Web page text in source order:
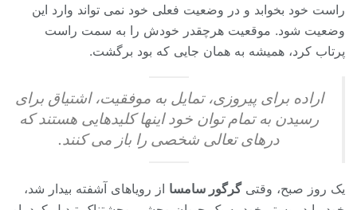
راست خود بخوابد و در وضعیت فعلی خود نمی تواند وارد این
وضعیت شود. موقعیت هرچقدر خودش را به سمت راست
پرتاب کرد، همیشه به همان جایی که بود برگشت.
اراده برای پیروزی، تمایل به موفقیت، اشتیاق برای
رسیدن به تمام توان خود اینها کلیدهایی هستند که
درهای تعالی شخصی را باز می کنند.
یک روز صبح، وقتیگرگور سامسا از رویاهای آشفته بیدار شد،